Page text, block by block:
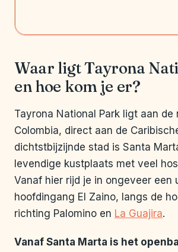
Waar ligt Tayrona
en hoe kom je er?
Tayrona National Park ligt aan de
Colombia, direct aan de
dichtstbijzijnde stad is Santa
levendige kustplaats met veel
Vanaf hier rijd je in ongeveer een
hoofdingang El Zaino, langs de
richting Palomino en La Guajira.
Vanaf Santa Marta is het